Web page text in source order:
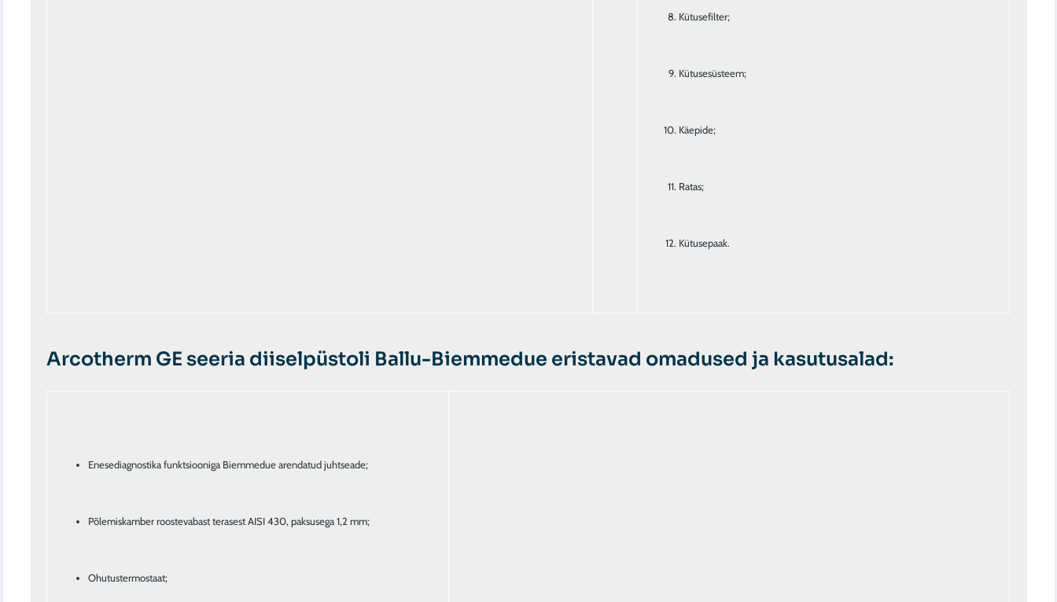
Kütusefilter;
Kütusesüsteem;
Käepide;
Ratas;
Kütusepaak.
Arcotherm GE seeria diiselpüstoli Ballu-Biemmedue eristavad omadused ja kasutusalad:
Enesediagnostika funktsiooniga Biemmedue arendatud juhtseade;
Põlemiskamber roostevabast terasest AISI 430, paksusega 1,2 mm;
Ohutustermostaat;